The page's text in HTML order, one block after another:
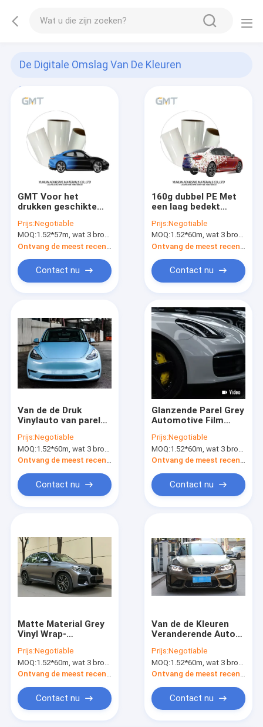
De Digitale Omslag Van De Kleuren
Veranderende Auto
(42)
GMT Voor het
drukken geschikte
de de Drukauto van
Cambridge blauwe en
zwarte Digitale van
de de Omslag Vinyl
Zwarte Rode Auto
Film 60“ MPI 1105
Prijs:Negotiable
MOQ:1.52*57m, wat 3 broodjes van 1.52*19m betekent
Contact nu
160g dubbel PE Met
een laag bedekt
Omslagmateriaal van
Carnaval van het
Bellen Vrij Ontwerp,
het Substituut van
Voertuigomslagen
aan MPI 1105
Prijs:Negotiable
MOQ:1.52*60m, wat 3 broodjes van 1.52*20m betekent
Contact nu
Van de de Druk
Vinylauto van parel
Omslagiso SGS
Goedkeuring
Prijs:Negotiable
MOQ:1.52*60m, wat 3 broodjes van 1.52*20m betekent
Contact nu
Glanzende Parel Grey
Automotive Film
even welk Automodel
Prijs:Negotiable
MOQ:1.52*60m, wat 3 broodjes van 1.52*20m betekent
Contact nu
Matte Material Grey
Vinyl Wrap-
Vinylomslag van
80micron
Prijs:Negotiable
MOQ:1.52*60m, wat 3 broodjes van 1.52*20m betekent
Ontvang de meest recente Prijs
Contact nu
Van de de Kleuren
Veranderende Auto
nachtengel Digitale
van de Omslag
Vinylbmw het
Prijs:Negotiable
MOQ:1.52*60m, wat 3 broodjes van 1.52*20m betekent
Ontvang de meest recente Prijs
Contact nu